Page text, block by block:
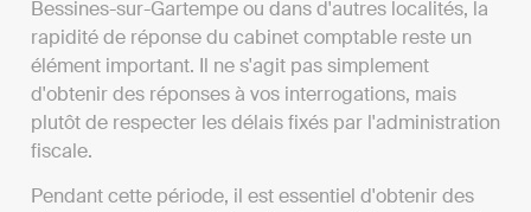
Bessines-sur-Gartempe ou dans d'autres localités, la
rapidité de réponse du cabinet comptable reste un
élément important. Il ne s'agit pas simplement
d'obtenir des réponses à vos interrogations, mais
plutôt de respecter les délais fixés par l'administration
fiscale.
Pendant cette période, il est essentiel d'obtenir des